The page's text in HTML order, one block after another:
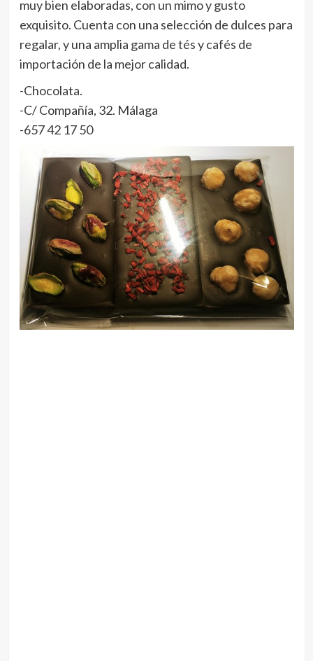
muy bien elaboradas, con un mimo y gusto
exquisito. Cuenta con una selección de dulces para
regalar, y una amplia gama de tés y cafés de
importación de la mejor calidad.
-Chocolata.
-C/ Compañía, 32. Málaga
-657 42 17 50